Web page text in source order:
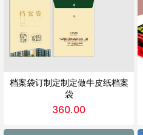
档案袋订制定制定做牛皮纸档案
袋
360.00